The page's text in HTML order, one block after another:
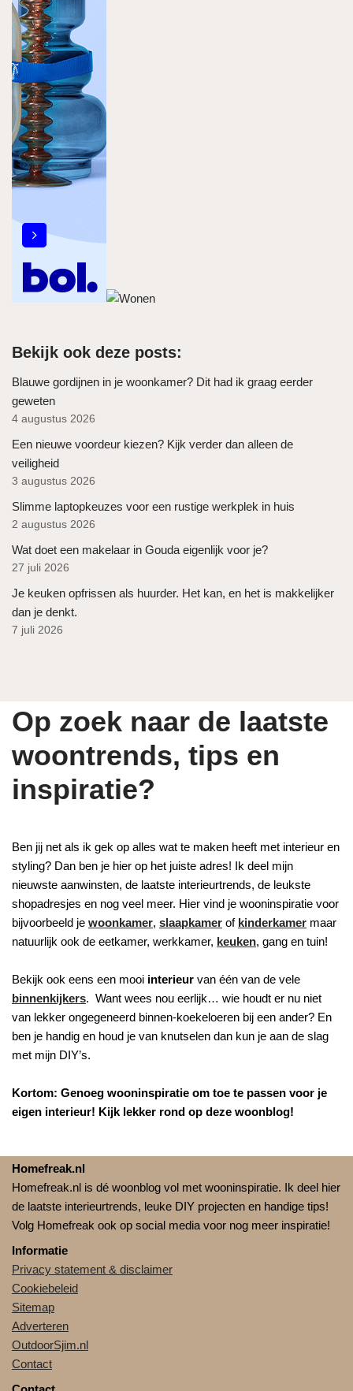
Bekijk ook deze posts:
Blauwe gordijnen in je woonkamer? Dit had ik graag eerder
geweten
4 augustus 2026
Een nieuwe voordeur kiezen? Kijk verder dan alleen de
veiligheid
3 augustus 2026
Slimme laptopkeuzes voor een rustige werkplek in huis
2 augustus 2026
Wat doet een makelaar in Gouda eigenlijk voor je?
27 juli 2026
Je keuken opfrissen als huurder. Het kan, en het is makkelijker
dan je denkt.
7 juli 2026
Op zoek naar de laatste
woontrends, tips en
inspiratie?
Ben jij net als ik gek op alles wat te maken heeft met interieur en
styling? Dan ben je hier op het juiste adres! Ik deel mijn
nieuwste aanwinsten, de laatste interieurtrends, de leukste
shopadresjes en nog veel meer. Hier vind je wooninspiratie voor
bijvoorbeeld je woonkamer, slaapkamer of kinderkamer maar
natuurlijk ook de eetkamer, werkkamer, keuken, gang en tuin!
Bekijk ook eens een mooi interieur van één van de vele
binnenkijkers. Want wees nou eerlijk… wie houdt er nu niet
van lekker ongegeneerd binnen-koekeloeren bij een ander? En
ben je handig en houd je van knutselen dan kun je aan de slag
met mijn DIY’s.
Kortom: Genoeg wooninspiratie om toe te passen voor je
eigen interieur! Kijk lekker rond op deze woonblog!
Homefreak.nl
Homefreak.nl is dé woonblog vol met wooninspiratie. Ik deel hier
de laatste interieurtrends, leuke DIY projecten en handige tips!
Volg Homefreak ook op social media voor nog meer inspiratie!
Informatie
Privacy statement & disclaimer
Cookiebeleid
Sitemap
Adverteren
OutdoorSjim.nl
Contact